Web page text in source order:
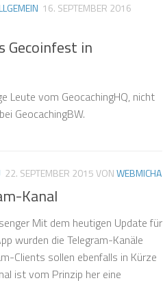
16. SEPTEMBER 2016
Gecoinfest in
Leute vom GeocachingHQ, nicht
GeocachingBW.
22. SEPTEMBER 2015VONWEBMICHA
Kanal
Mit dem heutigen Update für
wurden die Telegram-Kanäle
Clients sollen ebenfalls in Kürze
ist vom Prinzip her eine